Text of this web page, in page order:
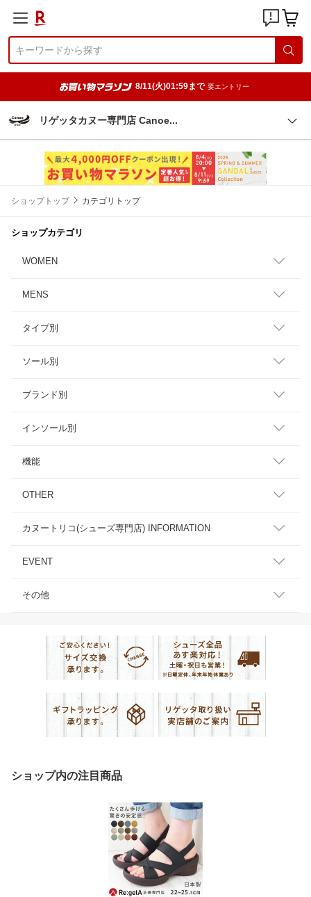
8/11(火)01:59まで 要エントリー
リゲッタカヌー専門店 Canoe
ショップトップ カテゴリトップ
ショップカテゴリ
WOMEN
MENS
タイプ別
ソール別
ブランド別
インソール別
機能
OTHER
カヌートリコ(シューズ専門店) INFORMATION
EVENT
その他
ショップ内の注目商品